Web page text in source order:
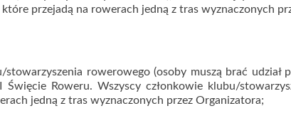
przejadą na rowerach jedną z tras wyznaczonych
stowarzyszenia rowerowego (osoby muszą brać udział
Święcie Roweru. Wszyscy członkowie klubu/
jedną z tras wyznaczonych przez Organizatora;